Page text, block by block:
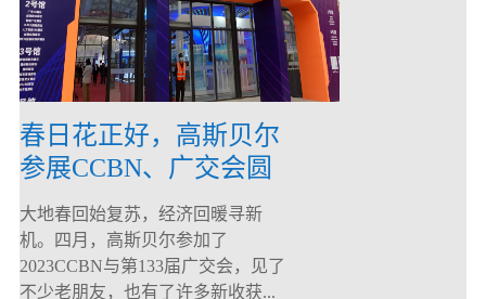
春日花正好，高斯贝尔
参展CCBN、广交会圆
满落幕！
大地春回始复苏，经济回暖寻新
机。四月，高斯贝尔参加了
2023CCBN与第133届广交会，见了
不少老朋友，也有了许多新收获...